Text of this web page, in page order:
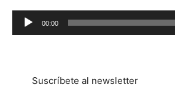
Reproductor
de
00:00
Suscríbete al newsletter